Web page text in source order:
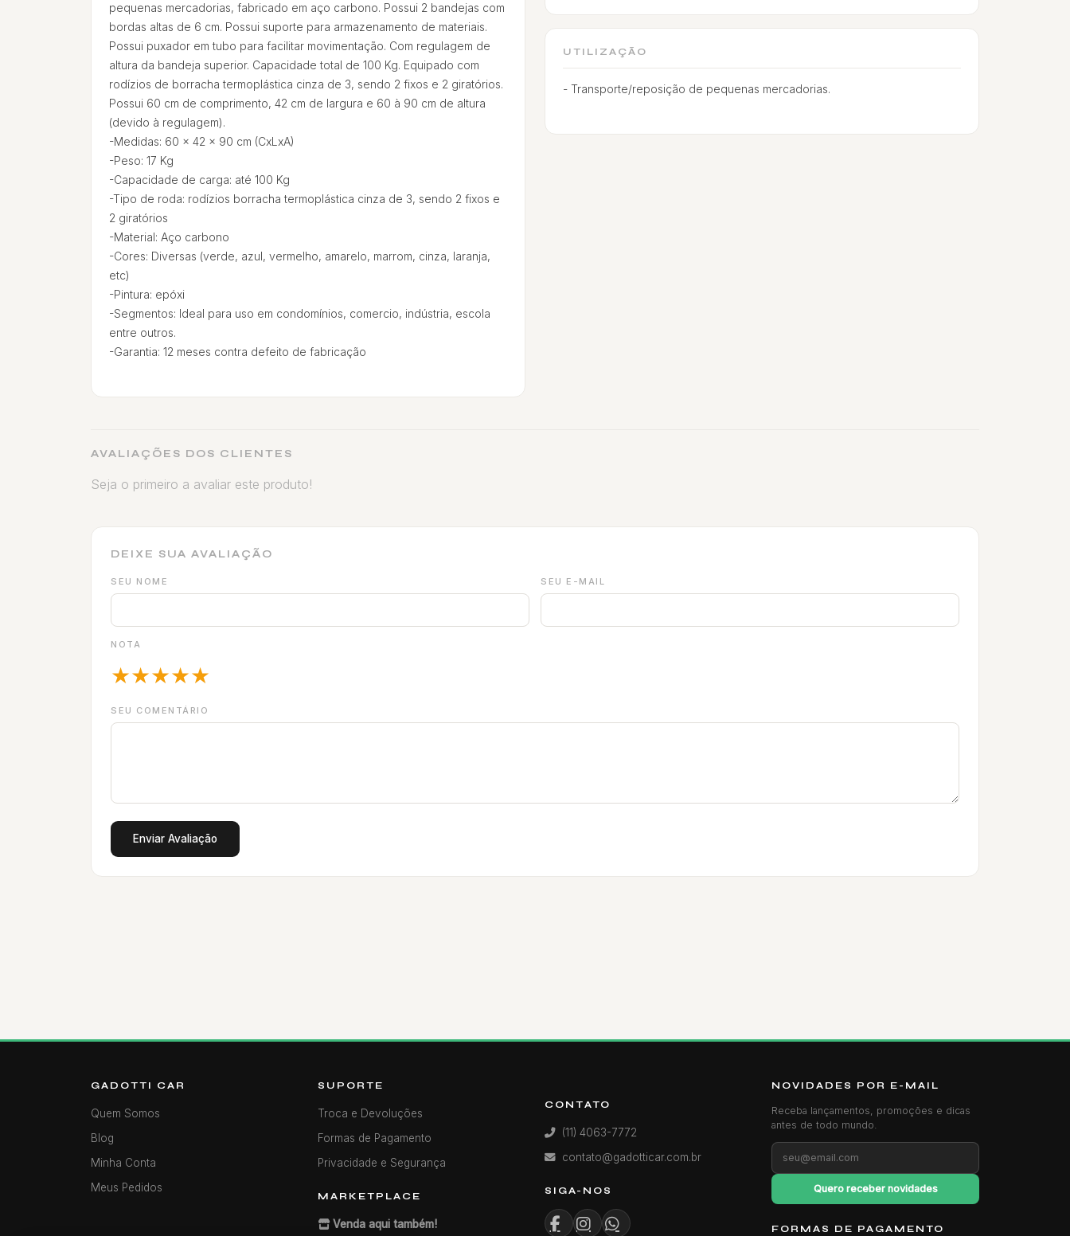
pequenas mercadorias, fabricado em aço carbono. Possui 2 bandejas com
bordas altas de 6 cm. Possui suporte para armazenamento de materiais.
Possui puxador em tubo para facilitar movimentação. Com regulagem de
altura da bandeja superior. Capacidade total de 100 Kg. Equipado com
rodízios de borracha termoplástica cinza de 3, sendo 2 fixos e 2 giratórios.
Possui 60 cm de comprimento, 42 cm de largura e 60 à 90 cm de altura
(devido à regulagem).
-Medidas: 60 x 42 x 90 cm (CxLxA)
-Peso: 17 Kg
-Capacidade de carga: até 100 Kg
-Tipo de roda: rodízios borracha termoplástica cinza de 3, sendo 2 fixos e
2 giratórios
-Material: Aço carbono
-Cores: Diversas (verde, azul, vermelho, amarelo, marrom, cinza, laranja,
etc)
-Pintura: epóxi
-Segmentos: Ideal para uso em condomínios, comercio, indústria, escola
entre outros.
-Garantia: 12 meses contra defeito de fabricação
UTILIZAÇÃO
- Transporte/reposição de pequenas mercadorias.
AVALIAÇÕES DOS CLIENTES
Seja o primeiro a avaliar este produto!
DEIXE SUA AVALIAÇÃO
SEU NOME SEU E-MAIL
NOTA
★★★★★
SEU COMENTÁRIO
Enviar Avaliação
GADOTTI CAR
Quem Somos
Blog
Minha Conta
Meus Pedidos
SUPORTE
Troca e Devoluções
Formas de Pagamento
Privacidade e Segurança
MARKETPLACE
Venda aqui também!
CONTATO
(11) 4063-7772
contato@gadotticar.com.br
SIGA-NOS
NOVIDADES POR E-MAIL
Receba lançamentos, promoções e dicas
antes de todo mundo.
Quero receber novidades
FORMAS DE PAGAMENTO